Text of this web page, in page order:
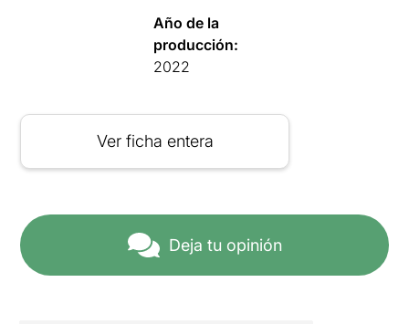
Año de la
producción:
2022
Ver ficha entera
Deja tu opinión